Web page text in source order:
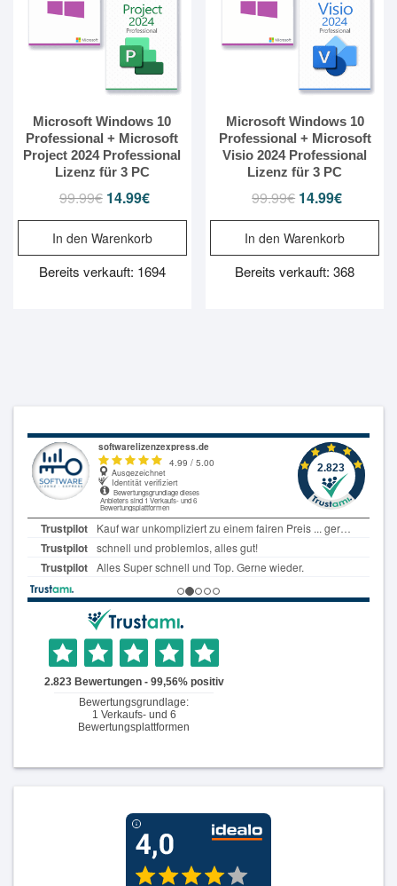
Microsoft Windows 10
Professional + Microsoft
Project 2024 Professional
Lizenz für 3 PC
99.99€ Ursprünglicher
Preis
war:
99.99€
14.99€Aktueller
Preis
ist:
14.99€.
In den Warenkorb
Bereits verkauft: 1694
Microsoft Windows 10
Professional + Microsoft
Visio 2024 Professional
Lizenz für 3 PC
99.99€ Ursprünglicher
Preis
war:
99.99€
14.99€
Preis
ist:
14.99€.
In den Warenkorb
Bereits verkauft: 368